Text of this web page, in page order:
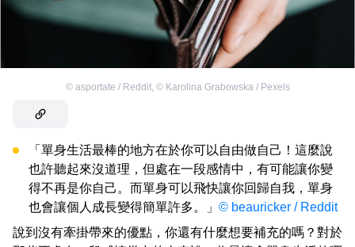
© asportate / Reddit, © Karolina Grabowska / Pexels
「單身生活最棒的地方在於你可以自由做自己！這麼說
也許聽起來沒道理，但處在一段感情中，有可能讓你變
得不再是你自己。而單身可以飛快讓你回歸自我，單身
也會讓個人成長變得簡單許多。」 © beauricker / Reddit
說到沒有牽掛帶來的優點，你還有什麼想要補充的嗎？對於